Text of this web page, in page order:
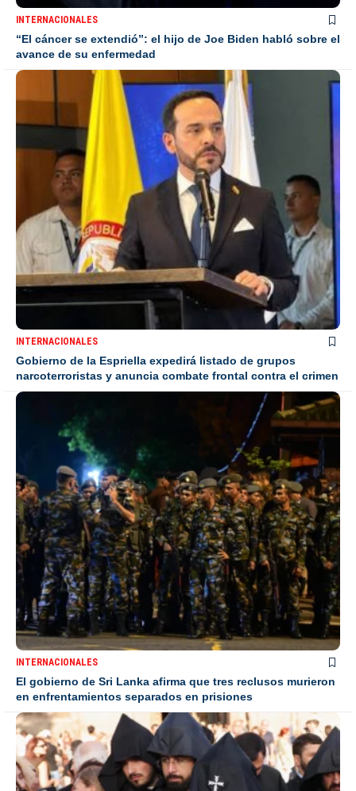
INTERNACIONALES
“El cáncer se extendió”: el hijo de Joe Biden habló sobre el
avance de su enfermedad
INTERNACIONALES
Gobierno de la Espriella expedirá listado de grupos
narcoterroristas y anuncia combate frontal contra el crimen
INTERNACIONALES
El gobierno de Sri Lanka afirma que tres reclusos murieron
en enfrentamientos separados en prisiones